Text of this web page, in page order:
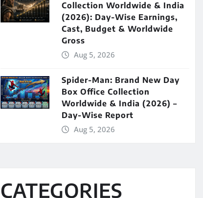
Collection Worldwide & India
(2026): Day-Wise Earnings,
Cast, Budget & Worldwide
Gross
Aug 5, 2026
Spider-Man: Brand New Day
Box Office Collection
Worldwide & India (2026) –
Day-Wise Report
Aug 5, 2026
CATEGORIES